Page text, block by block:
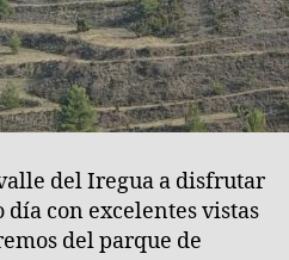
del Iregua a disfrutar
día con excelentes vistas
del parque de